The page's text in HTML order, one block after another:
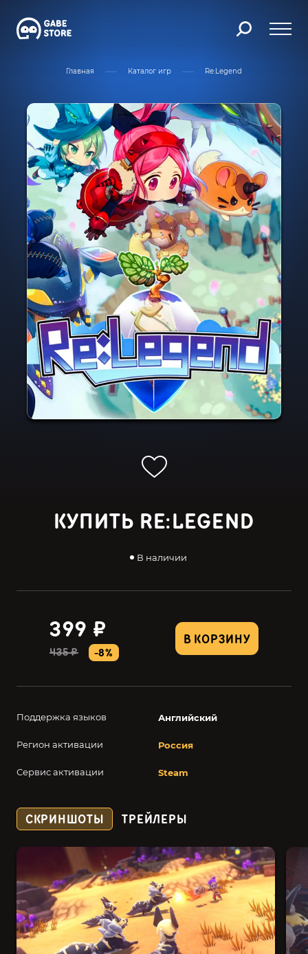
Главная Каталог игр Re:Legend
КУПИТЬ RE:LEGEND
В наличии
В КОРЗИНУ
399 ₽
435 ₽ -8%
Поддержка языков Английский
Регион активации Россия
Сервис активации Steam
СКРИНШОТЫ ТРЕЙЛЕРЫ